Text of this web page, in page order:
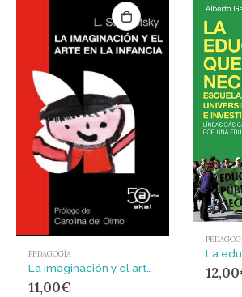
PEDAGOGÍA
11,00€
12,00